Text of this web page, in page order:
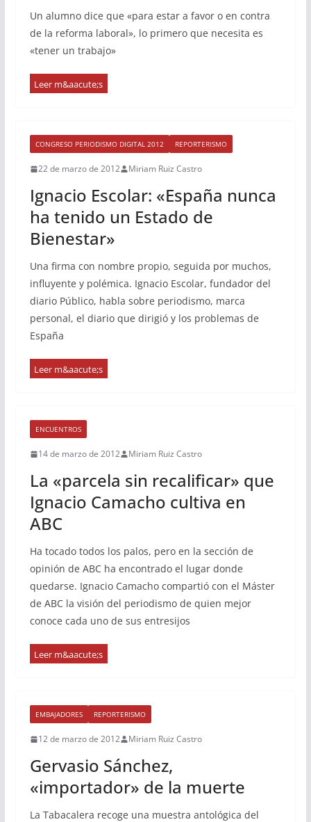
Un alumno dice que «para estar a favor o en contra
de la reforma laboral», lo primero que necesita es
«tener un trabajo»
CONGRESO PERIODISMO DIGITAL 2012 REPORTERISMO
22 de marzo de 2012 Miriam Ruiz Castro
Ignacio Escolar: «España nunca
ha tenido un Estado de
Bienestar»
Una firma con nombre propio, seguida por muchos,
influyente y polémica. Ignacio Escolar, fundador del
diario Público, habla sobre periodismo, marca
personal, el diario que dirigió y los problemas de
España
ENCUENTROS
14 de marzo de 2012 Miriam Ruiz Castro
La «parcela sin recalificar» que
Ignacio Camacho cultiva en
ABC
Ha tocado todos los palos, pero en la sección de
opinión de ABC ha encontrado el lugar donde
quedarse. Ignacio Camacho compartió con el Máster
de ABC la visión del periodismo de quien mejor
conoce cada uno de sus entresijos
EMBAJADORES REPORTERISMO
12 de marzo de 2012 Miriam Ruiz Castro
Gervasio Sánchez,
«importador» de la muerte
La Tabacalera recoge una muestra antológica del